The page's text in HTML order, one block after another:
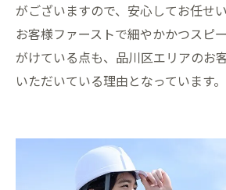
がございますので、安心してお任せ
お客様ファーストで細やかかつスピ
がけている点も、品川区エリアのお
いただいている理由となっています。